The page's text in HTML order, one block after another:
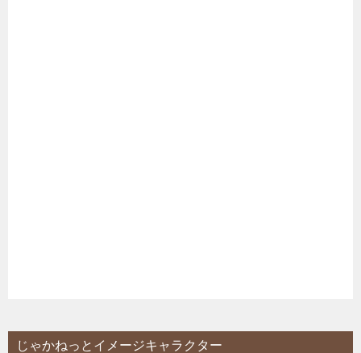
じゃかねっとイメージキャラクター